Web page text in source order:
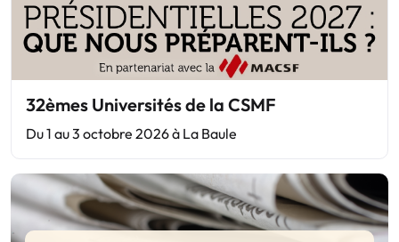
32èmes Universités de la CSMF
Du 1 au 3 octobre 2026 à La Baule